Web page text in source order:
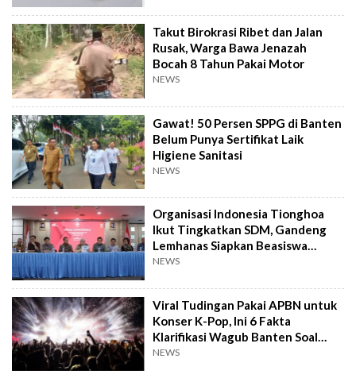
Takut Birokrasi Ribet dan Jalan
Rusak, Warga Bawa Jenazah
Bocah 8 Tahun Pakai Motor
NEWS
Gawat! 50 Persen SPPG di Banten
Belum Punya Sertifikat Laik
Higiene Sanitasi
NEWS
Organisasi Indonesia Tionghoa
Ikut Tingkatkan SDM, Gandeng
Lemhanas Siapkan Beasiswa
Hingga S3
NEWS
Viral Tudingan Pakai APBN untuk
Konser K-Pop, Ini 6 Fakta
Klarifikasi Wagub Banten Soal
Putrinya
NEWS